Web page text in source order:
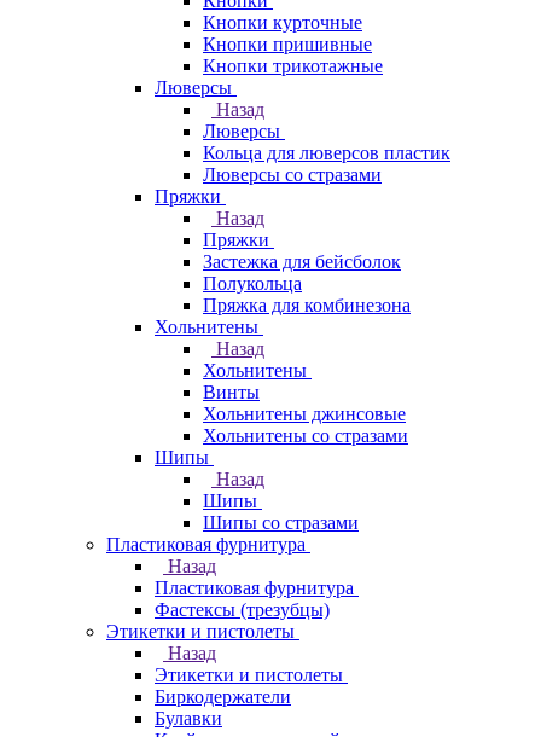
Кнопки курточные
Кнопки пришивные
Кнопки трикотажные
Люверсы
Назад
Люверсы
Кольца для люверсов пластик
Люверсы со стразами
Пряжки
Назад
Пряжки
Застежка для бейсболок
Полукольца
Пряжка для комбинезона
Хольнитены
Назад
Хольнитены
Винты
Хольнитены джинсовые
Хольнитены со стразами
Шипы
Назад
Шипы
Шипы со стразами
Пластиковая фурнитура
Назад
Пластиковая фурнитура
Фастексы (трезубцы)
Этикетки и пистолеты
Назад
Этикетки и пистолеты
Биркодержатели
Булавки